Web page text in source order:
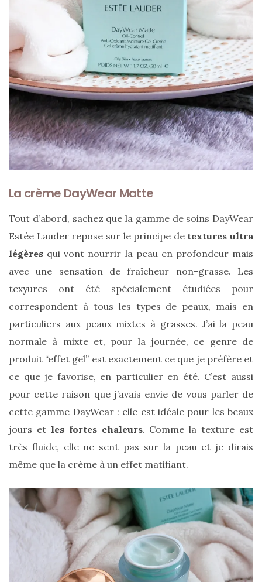
Sac
cabas
en
cuir
tressé
Parfois
:
mon
avis
sur
marron
tendance
30/05/2026
sélection
légers
et
tendance
pour
l’été
La crème DayWear Matte
Tout d’abord, sachez que la gamme de soins DayWear
Estée Lauder repose sur le principe de textures ultra
légères qui vont nourrir la peau en profondeur mais
avec une sensation de fraîcheur non-grasse. Les
texyures ont été spécialement étudiées pour
correspondent à tous les types de peaux, mais en
particuliers aux peaux mixtes à grasses. J’ai la peau
normale à mixte et, pour la journée, ce genre de
produit “effet gel” est exactement ce que je préfère et
ce que je favorise, en particulier en été. C’est aussi
pour cette raison que j’avais envie de vous parler de
cette gamme DayWear : elle est idéale pour les beaux
jours etles fortes chaleurs. Comme la texture est
très fluide, elle ne sent pas sur la peau et je dirais
même que la crème à un effet matifiant.